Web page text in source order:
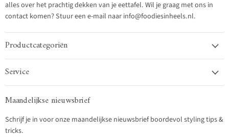
alles over het prachtig dekken van je eettafel. Wil je graag met ons in
contact komen? Stuur een e-mail naar info@foodiesinheels.nl.
Productcategoriën
Service
Maandelijkse nieuwsbrief
Schrijf je in voor onze maandelijkse nieuwsbrief boordevol styling tips &
tricks.